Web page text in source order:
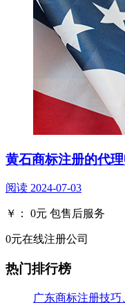
黄石商标注册的代
阅读 2024-07-03
￥： 0元 包售后服务
0元在线注册公司
热门排行榜
广东商标注册技